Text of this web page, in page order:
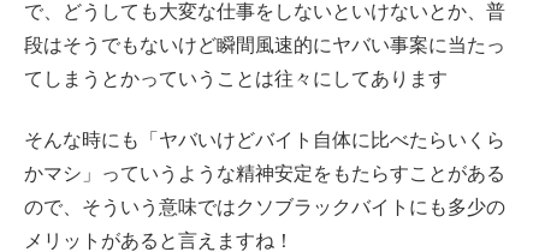
で、どうしても大変な仕事をしないといけないとか、普
段はそうでもないけど瞬間風速的にヤバい事案に当たっ
てしまうとかっていうことは往々にしてあります
そんな時にも「ヤバいけどバイト自体に比べたらいくら
かマシ」っていうような精神安定をもたらすことがある
ので、そういう意味ではクソブラックバイトにも多少の
メリットがあると言えますね！